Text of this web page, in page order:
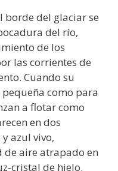
borde del glaciar se
del río,
de los
las corrientes de
Cuando su
como para
a flotar como
en dos
azul vivo,
aire atrapado en
cristal de hielo.